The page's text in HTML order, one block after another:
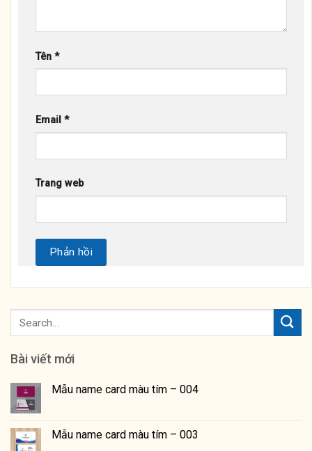
Tên *
Email *
Trang web
Bài viết mới
Mẫu name card màu tím – 004
Mẫu name card màu tím – 003